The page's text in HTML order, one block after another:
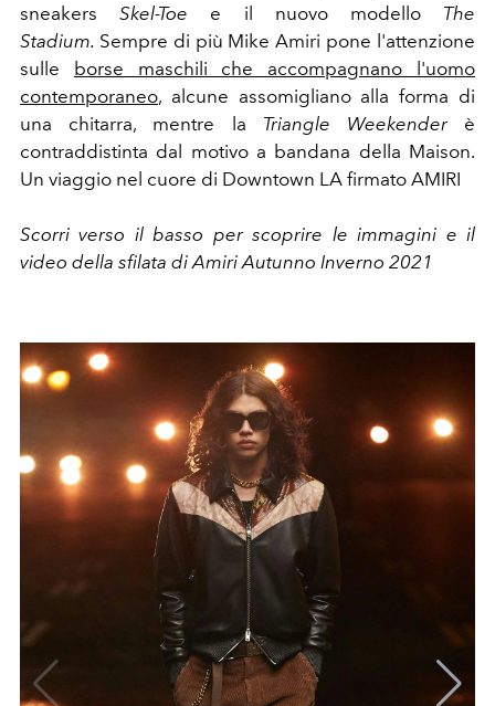
sneakers Skel-Toe e il nuovo modello The
Stadium. Sempre di più Mike Amiri pone l'attenzione
sulle borse maschili che accompagnano l'uomo
contemporaneo, alcune assomigliano alla forma di
una chitarra, mentre la Triangle Weekenderè
contraddistinta dal motivo a bandana della Maison.
Un viaggio nel cuore di Downtown LA firmato AMIRI
Scorri verso il basso per scoprire le immagini e il
video della sfilata di Amiri Autunno Inverno 2021